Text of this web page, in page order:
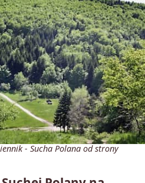
- Sucha Polana od strony